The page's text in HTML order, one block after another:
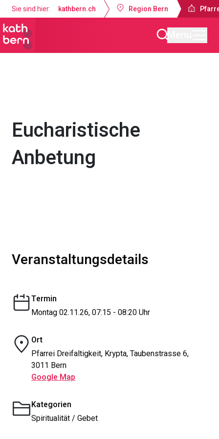
Sie sind hier: kathbern.ch Region Bern
Eucharistische
Anbetung
Veranstaltungsdetails
Termin
Montag 02.11.26, 07:15 - 08:20 Uhr
Ort
Pfarrei Dreifaltigkeit, Krypta, Taubenstrasse 6,
3011 Bern
Google Map
Kategorien
Spiritualität / Gebet